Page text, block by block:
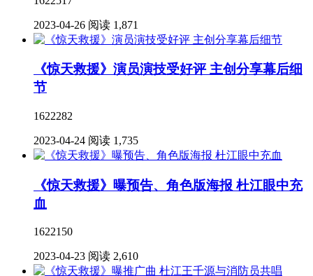
2023-04-26 阅读 1,871
《惊天救援》演员演技受好评 主创分享幕后细
节
1622282
2023-04-24 阅读 1,735
《惊天救援》曝预告、角色版海报 杜江眼中充
血
1622150
2023-04-23 阅读 2,610